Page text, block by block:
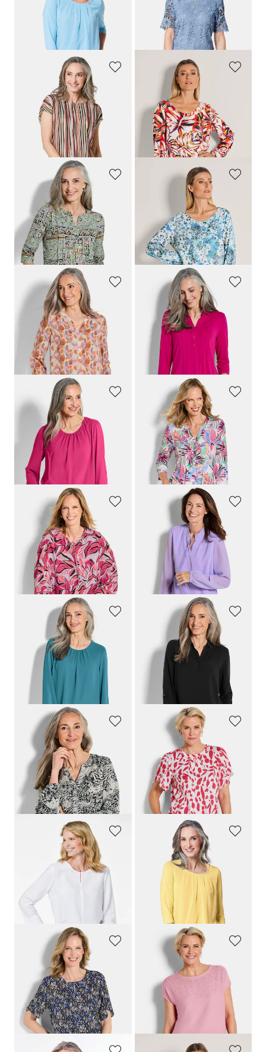
Laagste prijs van de afgelopen 30
dagen**: 99,95 € (-30%)
24,95 €89,95 €
Blouse met bladerprint
29,95 €89,95 €
Laagste prijs van de afgelopen 30
dagen**: 39,95 € (-25%)
GOLDNER
Tuniek van zachte viscose-jersey
69,95 €99,95 €
Blouse met ronde hals
89,95 €
Laagste prijs van de afgelopen 30
dagen**: 49,95 € (-40%)
GOLDNER
49,95 €99,95 €
+ 3
Laagste prijs van de afgelopen 30
dagen**: 59,95 € (-16%)
GOLDNER
Tuniekshirt van jersey met biesjes
49,95 € 89,95 €
Laagste prijs van de afgelopen 30
dagen**: 59,95 €
GOLDNER
Elegante blouse van chiffon
39,95 € 69,95 €
+ 4
Laagste prijs van de afgelopen 30
dagen**: 49,95 €
GOLDNER
Jersey tuniek met biesjes
59,95 €89,95 €
Laagste prijs van de afgelopen 30
dagen**: 69,95 € (-14%)
59,95 €109,95 €
Laagste prijs van de afgelopen 30
dagen**: 69,95 € (-14%)
69,95 €
Laagste prijs van de afgelopen 30
dagen**: 49,95 € (-20%)
Elegante blouse van chiffon
39,95 €
69,95 €
+ 4
Laagste prijs van de afgelopen 30
dagen**: 49,95 €
49,95 €
89,95 €
GOLDNER
49,95 €99,95 €
+ 3
Laagste prijs van de afgelopen 30
dagen**: 59,95 € (-16%)
69,95 €99,95 €
Laagste prijs van de afgelopen 30
dagen**: 89,95 € (-22%)
89,95 €
Laagste prijs van de afgelopen 30
dagen**: 49,95 €
89,95 €
+ 12
Laagste prijs van de afgelopen 30
dagen**: 89,95 €
(-44%)
Blouse met dubbellaagse mouwen
24,95 €69,95 €
GOLDNER
Blouse met glittersteentjes
49,95 €99,95 €
+ 1
Laagste prijs van de afgelopen 30
dagen**: 59,95 €